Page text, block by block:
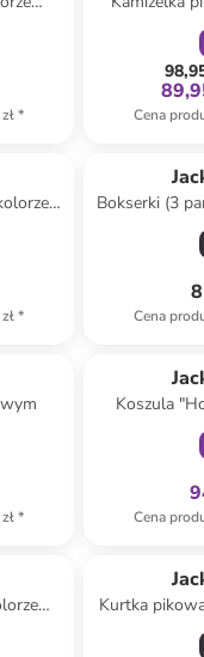
*
Cena
*
Bokserki (3
Cena
*
Koszula
Cena
Kurtka